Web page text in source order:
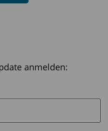
anmelden: